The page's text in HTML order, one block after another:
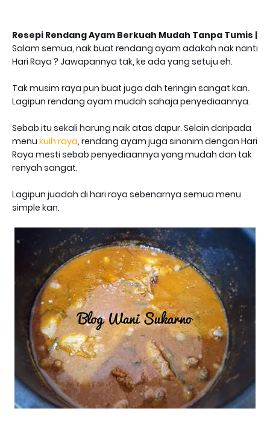
Resepi Rendang Ayam Berkuah Mudah Tanpa Tumis |
Salam semua, nak buat rendang ayam adakah nak nanti
Hari Raya ? Jawapannya tak, ke ada yang setuju eh.
Tak musim raya pun buat juga dah teringin sangat kan.
Lagipun rendang ayam mudah sahaja penyediaannya.
Sebab itu sekali harung naik atas dapur. Selain daripada
menu kuih raya, rendang ayam juga sinonim dengan Hari
Raya mesti sebab penyediaannya yang mudah dan tak
renyah sangat.
Lagipun juadah di hari raya sebenarnya semua menu
simple kan.